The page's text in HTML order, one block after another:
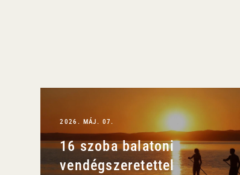
2026. MÁJ. 07.
16 szoba balatoni
vendégszeretettel